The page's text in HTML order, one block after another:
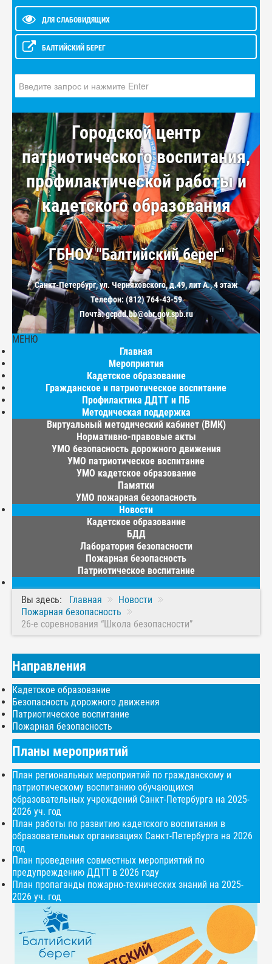
ДЛЯ СЛАБОВИДЯЩИХ
БАЛТИЙСКИЙ БЕРЕГ
Городской центр
патриотического воспитания,
профилактической работы и
кадетского образования
ГБНОУ "Балтийский берег"
Санкт-Петербург, ул. Черняховского, д.49, лит А., 4 этаж
Телефон: (812) 764-43-59
Почта: gcpdd.bb@obr.gov.spb.ru
МЕНЮ
Главная
Мероприятия
Кадетское образование
Гражданское и патриотическое воспитание
Профилактика ДДТТ и ПБ
Методическая поддержка
Виртуальный методический кабинет (ВМК)
Нормативно-правовые акты
УМО безопасность дорожного движения
УМО патриотическое воспитание
УМО кадетское образование
Памятки
УМО пожарная безопасность
Новости
Кадетское образование
БДД
Лаборатория безопасности
Пожарная безопасность
Патриотическое воспитание
Вы здесь: Главная
Новости
Пожарная безопасность
️26-е соревнования “Школа безопасности”
Направления
Кадетское образование
Безопасность дорожного движения
Патриотическое воспитание
Пожарная безопасность
Планы мероприятий
План региональных мероприятий по гражданскому и
патриотическому воспитанию обучающихся
образовательных учреждений Санкт-Петербурга на 2025-
2026 уч. год
План работы по развитию кадетского воспитания в
образовательных организациях Санкт-Петербурга на 2026
год
План проведения совместных мероприятий по
предупреждению ДДТТ в 2026 году
План пропаганды пожарно-технических знаний на 2025-
2026 уч. год